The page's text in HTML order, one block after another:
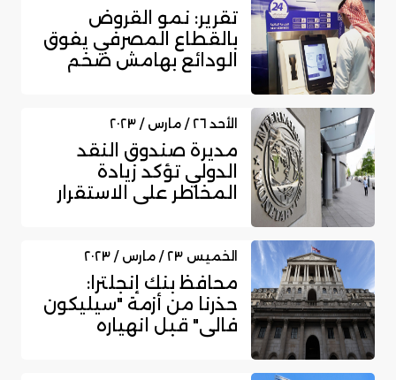
تقرير: نمو القروض
بالقطاع المصرفي يفوق
الودائع بهامش ضخم
الأحد ٢٦ / مارس / ٢٠٢٣
مديرة صندوق النقد
الدولي تؤكد زيادة
المخاطر على الاستقرار
الخميس ٢٣ / مارس / ٢٠٢٣
محافظ بنك إنجلترا:
حذرنا من أزمة "سيليكون
فالي" قبل انهياره